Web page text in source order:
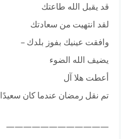
قد يقبل الله طاعتك
لقد انتهيت من سعادتك
وافقت عينيك بفوز بلدك –
يضيف الله الضوء
أعطت هلا آل
تم نقل رمضان عندما كان سعيدًا
————————————